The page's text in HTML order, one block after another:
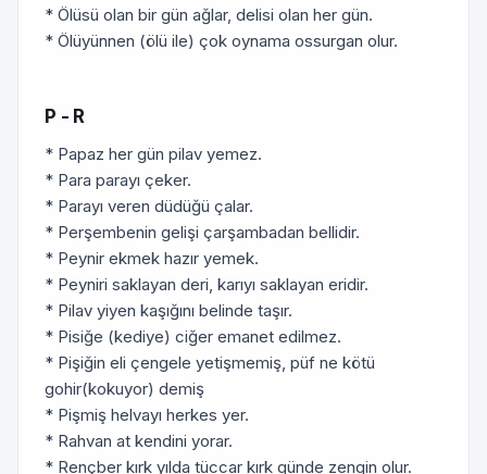
* Ölüsü olan bir gün ağlar, delisi olan her gün.
* Ölüyünnen (ölü ile) çok oynama ossurgan olur.
P - R
* Papaz her gün pilav yemez.
* Para parayı çeker.
* Parayı veren düdüğü çalar.
* Perşembenin gelişi çarşambadan bellidir.
* Peynir ekmek hazır yemek.
* Peyniri saklayan deri, karıyı saklayan eridir.
* Pilav yiyen kaşığını belinde taşır.
* Pisiğe (kediye) ciğer emanet edilmez.
* Pişiğin eli çengele yetişmemiş, püf ne kötü
gohir(kokuyor) demiş
* Pişmiş helvayı herkes yer.
* Rahvan at kendini yorar.
* Rençber kırk yılda tüccar kırk günde zengin olur.